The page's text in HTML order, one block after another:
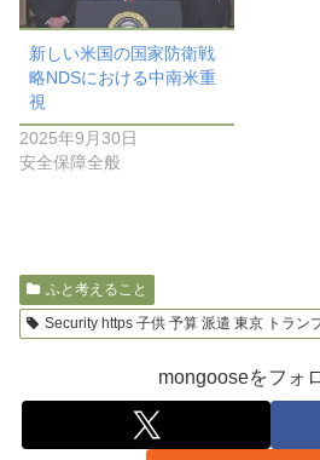
新しい米国の国家防衛戦
略NDSにおける中南米重
視
2025年9月30日
安全保障全般
ふと考えること
Security https 子供 予算 派遣 東京 トラン
mongooseをフォ